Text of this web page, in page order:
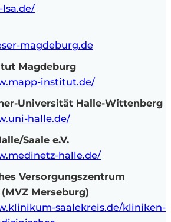
magdeburg.de
Magdeburg
institut.de/
Universität Halle-Wittenberg
halle.de/
Saale e.V.
halle.de/
Versorgungszentrum
Merseburg)
saalekreis.de/kliniken-